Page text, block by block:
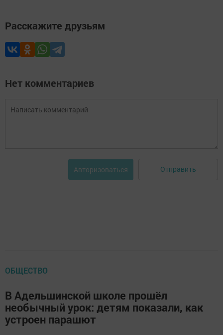
Расскажите друзьям
Нет комментариев
Авторизоваться Отправить
ОБЩЕСТВО
В Адельшинской школе прошёл
необычный урок: детям показали, как
устроен парашют